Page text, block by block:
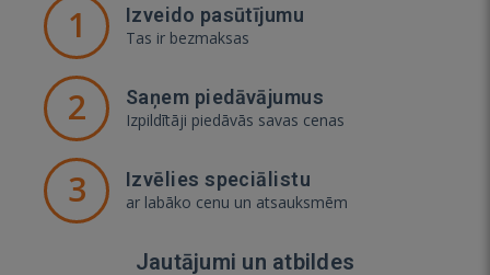
1 Izveido pasūtījumu
Tas ir bezmaksas
2 Saņem piedāvājumus
Izpildītāji piedāvās savas cenas
3 Izvēlies speciālistu
ar labāko cenu un atsauksmēm
Jautājumi un atbildes